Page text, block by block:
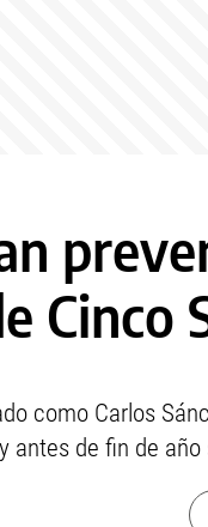
Cinco
como Carlos
antes de fin de año